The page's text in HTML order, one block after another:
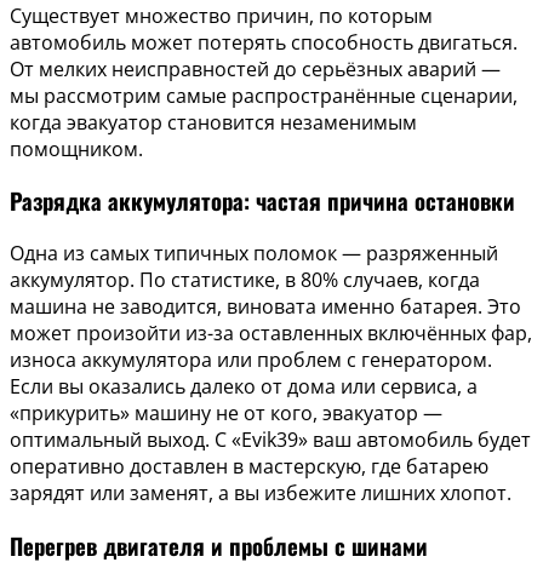
Существует множество причин, по которым
автомобиль может потерять способность двигаться.
От мелких неисправностей до серьёзных аварий —
мы рассмотрим самые распространённые сценарии,
когда эвакуатор становится незаменимым
помощником.
Разрядка аккумулятора: частая причина остановки
Одна из самых типичных поломок — разряженный
аккумулятор. По статистике, в 80% случаев, когда
машина не заводится, виновата именно батарея. Это
может произойти из-за оставленных включённых фар,
износа аккумулятора или проблем с генератором.
Если вы оказались далеко от дома или сервиса, а
«прикурить» машину не от кого, эвакуатор —
оптимальный выход. С «Evik39» ваш автомобиль будет
оперативно доставлен в мастерскую, где батарею
зарядят или заменят, а вы избежите лишних хлопот.
Перегрев двигателя и проблемы с шинами